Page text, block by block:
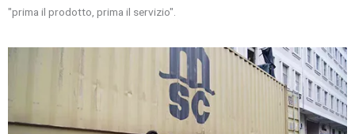
"prima il prodotto, prima il servizio".